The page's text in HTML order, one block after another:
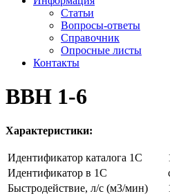
Статьи
Вопросы-ответы
Справочник
Опросные листы
Контакты
ВВН 1-6
Характеристики:
Идентификатор каталога 1С
Идентификатор в 1С
Быстродействие, л/с (м3/мин)